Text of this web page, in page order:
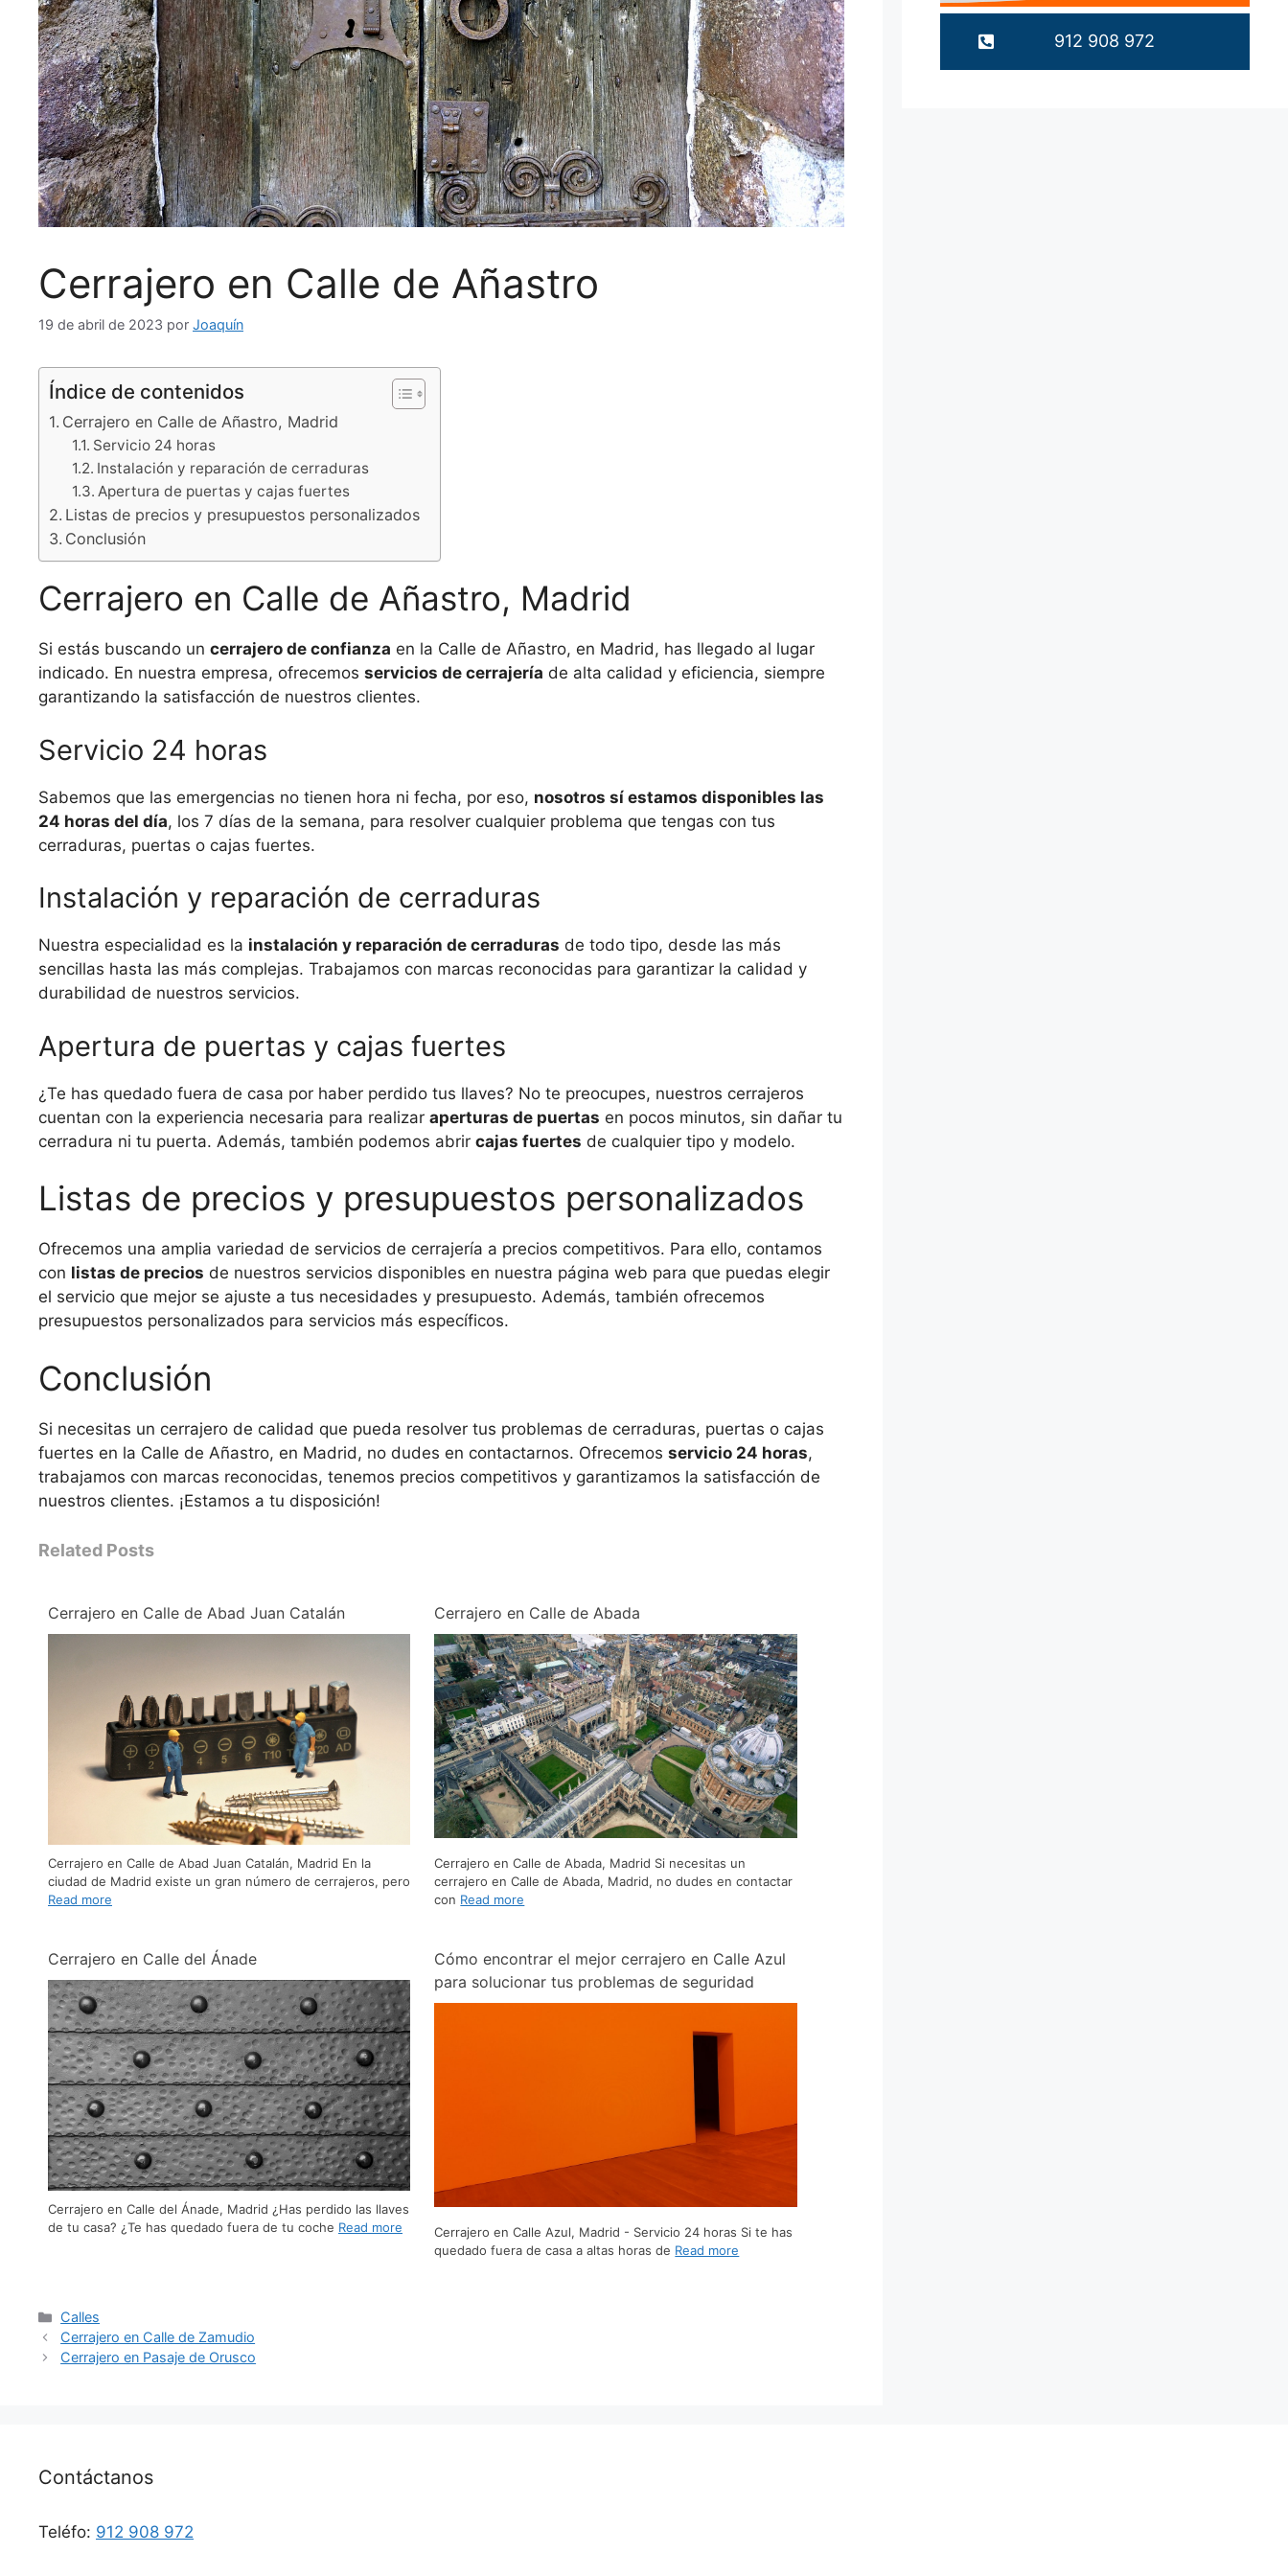
Cerrajero en Calle de Añastro
19 de abril de 2023 por Joaquín
Índice de contenidos
Cerrajero en Calle de Añastro, Madrid
Servicio 24 horas
Instalación y reparación de cerraduras
Apertura de puertas y cajas fuertes
Listas de precios y presupuestos personalizados
Conclusión
Cerrajero en Calle de Añastro, Madrid
Si estás buscando un cerrajero de confianza en la Calle de Añastro, en Madrid, has llegado al lugar
indicado. En nuestra empresa, ofrecemos servicios de cerrajería de alta calidad y eficiencia, siempre
garantizando la satisfacción de nuestros clientes.
Servicio 24 horas
Sabemos que las emergencias no tienen hora ni fecha, por eso, nosotros sí estamos disponibles las
24 horas del día, los 7 días de la semana, para resolver cualquier problema que tengas con tus
cerraduras, puertas o cajas fuertes.
Instalación y reparación de cerraduras
Nuestra especialidad es la instalación y reparación de cerraduras de todo tipo, desde las más
sencillas hasta las más complejas. Trabajamos con marcas reconocidas para garantizar la calidad y
durabilidad de nuestros servicios.
Apertura de puertas y cajas fuertes
¿Te has quedado fuera de casa por haber perdido tus llaves? No te preocupes, nuestros cerrajeros
cuentan con la experiencia necesaria para realizar aperturas de puertas en pocos minutos, sin dañar tu
cerradura ni tu puerta. Además, también podemos abrir cajas fuertes de cualquier tipo y modelo.
Listas de precios y presupuestos personalizados
Ofrecemos una amplia variedad de servicios de cerrajería a precios competitivos. Para ello, contamos
con listas de precios de nuestros servicios disponibles en nuestra página web para que puedas elegir
el servicio que mejor se ajuste a tus necesidades y presupuesto. Además, también ofrecemos
presupuestos personalizados para servicios más específicos.
Conclusión
Si necesitas un cerrajero de calidad que pueda resolver tus problemas de cerraduras, puertas o cajas
fuertes en la Calle de Añastro, en Madrid, no dudes en contactarnos. Ofrecemos servicio 24 horas,
trabajamos con marcas reconocidas, tenemos precios competitivos y garantizamos la satisfacción de
nuestros clientes. ¡Estamos a tu disposición!
Related Posts
Cerrajero en Calle de Abad Juan Catalán
Cerrajero en Calle de Abad Juan Catalán, Madrid En la
ciudad de Madrid existe un gran número de cerrajeros, pero
Read more
Cerrajero en Calle de Abada
Cerrajero en Calle de Abada, Madrid Si necesitas un
cerrajero en Calle de Abada, Madrid, no dudes en contactar
con Read more
Cerrajero en Calle del Ánade
Cerrajero en Calle del Ánade, Madrid ¿Has perdido las llaves
de tu casa? ¿Te has quedado fuera de tu coche Read more
Cómo encontrar el mejor cerrajero en Calle Azul
para solucionar tus problemas de seguridad
Cerrajero en Calle Azul, Madrid - Servicio 24 horas Si te has
quedado fuera de casa a altas horas de Read more
Calles
Cerrajero en Calle de Zamudio
Cerrajero en Pasaje de Orusco
912 908 972
Contáctanos
Teléfo: 912 908 972